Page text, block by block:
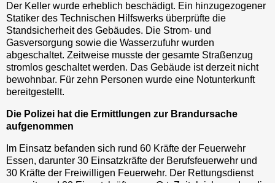
Der Keller wurde erheblich beschädigt. Ein hinzugezogener
Statiker des Technischen Hilfswerks überprüfte die
Standsicherheit des Gebäudes. Die Strom- und
Gasversorgung sowie die Wasserzufuhr wurden
abgeschaltet. Zeitweise musste der gesamte Straßenzug
stromlos geschaltet werden. Das Gebäude ist derzeit nicht
bewohnbar. Für zehn Personen wurde eine Notunterkunft
bereitgestellt.
Die Polizei hat die Ermittlungen zur Brandursache
aufgenommen
Im Einsatz befanden sich rund 60 Kräfte der Feuerwehr
Essen, darunter 30 Einsatzkräfte der Berufsfeuerwehr und
30 Kräfte der Freiwilligen Feuerwehr. Der Rettungsdienst